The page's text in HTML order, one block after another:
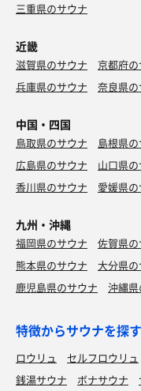
三重県のサウナ
近畿
滋賀県のサウナ 京都府
兵庫県のサウナ
奈良県
中国・四国
鳥取県のサウナ 島根県
広島県のサウナ
山口県
香川県のサウナ
愛媛県
九州・沖縄
福岡県のサウナ 佐賀県
熊本県のサウナ
大分県
鹿児島県のサウナ
沖縄
特徴からサウナを探す
ロウリュ セルフロウリュ
銭湯サウナ
ボナサウナ